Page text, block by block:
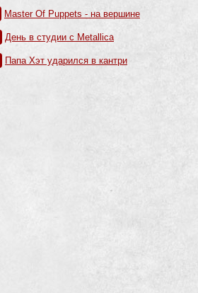
Master Of Puppets - на вершине
День в студии с Metallica
Папа Хэт ударился в кантри